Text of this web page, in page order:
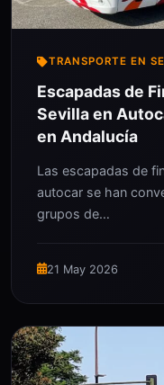
TRANSPORTE EN
Escapadas de
Sevilla en
en Andalucía
Las escapadas de
autocar se han
grupos de…
21 May 2026